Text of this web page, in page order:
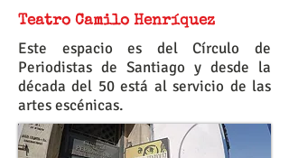
Teatro Camilo Henríquez
Este espacio es del Círculo de
Periodistas de Santiago y desde la
década del 50 está al servicio de las
artes escénicas.